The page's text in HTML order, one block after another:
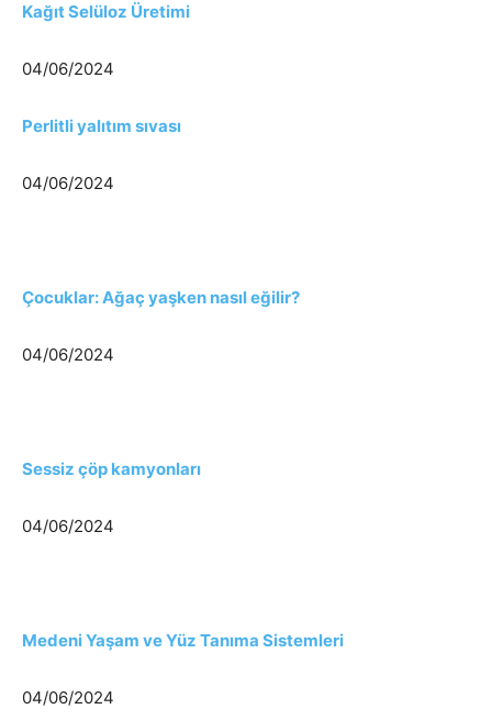
Kağıt Selüloz Üretimi
04/06/2024
Perlitli yalıtım sıvası
04/06/2024
Çocuklar: Ağaç yaşken nasıl eğilir?
04/06/2024
Sessiz çöp kamyonları
04/06/2024
Medeni Yaşam ve Yüz Tanıma Sistemleri
04/06/2024